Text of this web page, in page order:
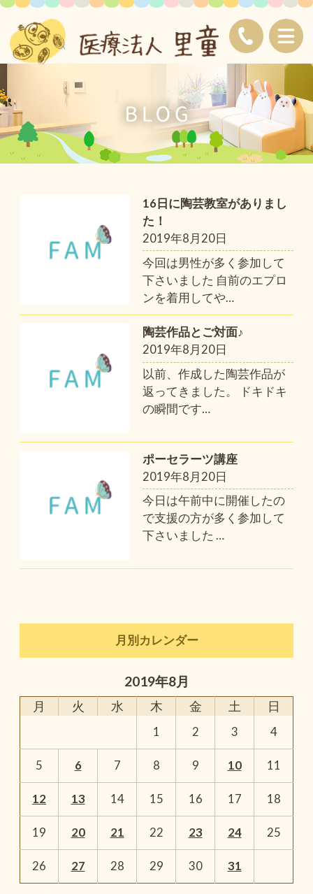
16日に陶芸教室がありまし
た！
2019年8月20日
今回は男性が多く参加して
下さいました 自前のエプロ
ンを着用してや…
陶芸作品とご対面♪
2019年8月20日
以前、作成した陶芸作品が
返ってきました。 ドキドキ
の瞬間です…
ポーセラーツ講座
2019年8月20日
今日は午前中に開催したの
で支援の方が多く参加して
下さいました…
月別カレンダー
2019年8月
月 火 水 木 金 土 日
1 2 3 4
5 6 7 8 9 10 11
12 13 14 15 16 17 18
19 20 21 22 23 24 25
26 27 28 29 30 31